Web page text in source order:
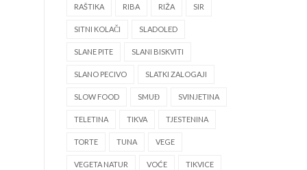
RAŠTIKA RIBA RIŽA SIR
SITNI KOLAČI SLADOLED
SLANE PITE SLANI BISKVITI
SLANO PECIVO SLATKI ZALOGAJI
SLOW FOOD SMUĐ SVINJETINA
TELETINA TIKVA TJESTENINA
TORTE TUNA VEGE
VEGETA NATUR VOĆE TIKVICE